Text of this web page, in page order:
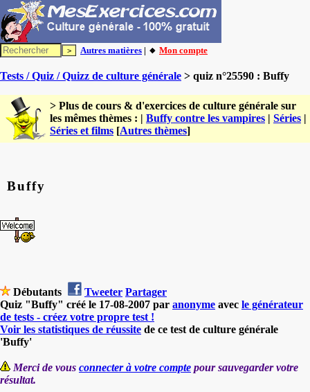
Autres matières | 🔸 Mon compte
Tests / Quiz / Quizz de culture générale > quiz n°25590 : Buffy
> Plus de cours & d'exercices de culture générale sur
les mêmes thèmes : | Buffy contre les vampires | Séries |
Séries et films [Autres thèmes]
Buffy
Débutants Tweeter Partager
Quiz "Buffy" créé le 17-08-2007 par anonyme avec le générateur
de tests - créez votre propre test !
Voir les statistiques de réussite de ce test de culture générale
'Buffy'
Merci de vous connecter à votre compte pour sauvegarder votre
résultat.